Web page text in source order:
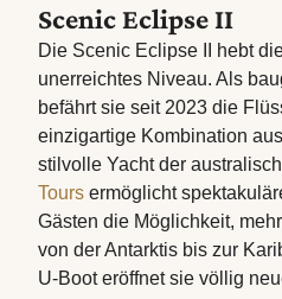
Scenic Eclipse II
Die Scenic Eclipse II hebt
unerreichtes Niveau. Als
befährt sie seit 2023 die
einzigartige Kombination
stilvolle Yacht der
Tours ermöglicht
Gästen die Möglichkeit,
von der Antarktis bis zur
U-Boot eröffnet sie völlig